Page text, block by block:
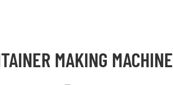
MAKING MACHINE